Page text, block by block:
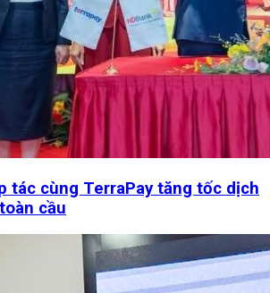
tác cùng TerraPay tăng tốc dịch
cầu